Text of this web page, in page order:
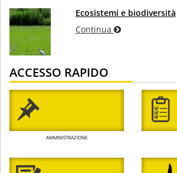
Ecosistemi e biodiversità
Continua
ACCESSO RAPIDO
AMMINISTRAZIONE